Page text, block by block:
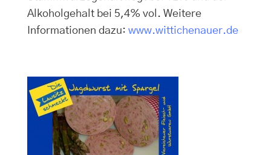
Alkoholgehalt bei 5,4% vol. Weitere
Informationen dazu: www.wittichenauer.de